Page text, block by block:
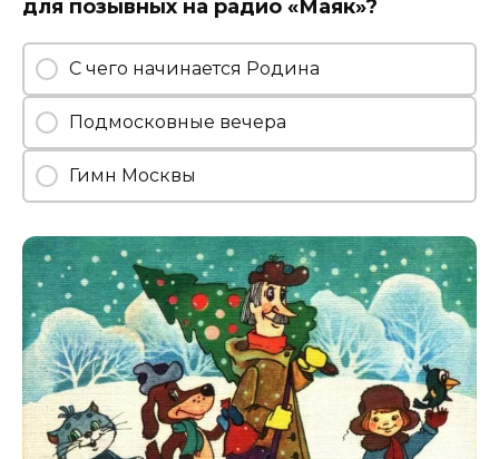
для позывных на радио «Маяк»?
С чего начинается Родина
Подмосковные вечера
Гимн Москвы